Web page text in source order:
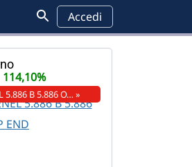
Accedi
114,10%
5.886 B 5.886 O… »